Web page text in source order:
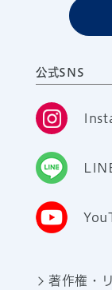
公式SNS
著作権・